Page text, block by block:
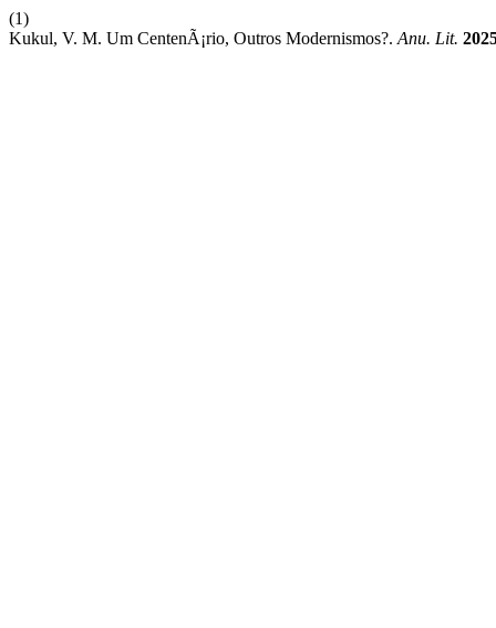
(1)
Kukul, V. M. Um CentenÃ¡rio, Outros Modernismos?. Anu. Lit.